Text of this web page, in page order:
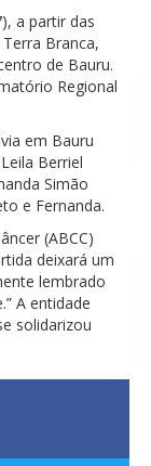
a partir das
Branca,
de Bauru.
Regional
em Bauru
Berriel
Simão
e Fernanda.
(ABCC)
deixará um
lembrado
A entidade
solidarizou